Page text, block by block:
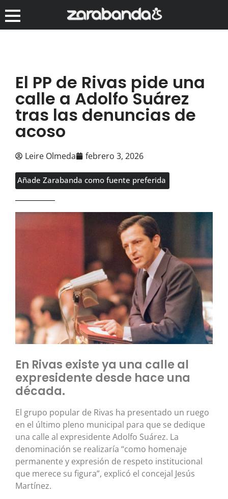
El PP de Rivas pide una
calle a Adolfo Suárez
tras las denuncias de
acoso
Leire Olmeda febrero 3, 2026
Añade Zarabanda como fuente preferida
En Rivas existe ya una calle al
expresidente desde hace una
década.
El grupo popular de Rivas ha presentado un ruego
en el último pleno municipal para que se dedique
una calle al expresidente Adolfo Suárez. La
denominación se realizaría “como homenaje
permanente y expresión de respeto institucional
que merece su figura”, explicó el concejal Jesús
Martínez.